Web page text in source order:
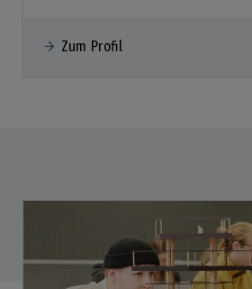
Zum Profil